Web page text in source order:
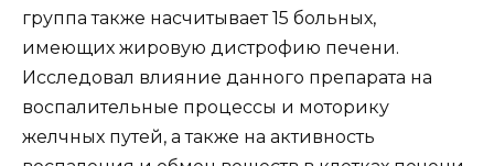
группа также насчитывает 15 больных,
имеющих жировую дистрофию печени.
Исследовал влияние данного препарата на
воспалительные процессы и моторику
желчных путей, а также на активность